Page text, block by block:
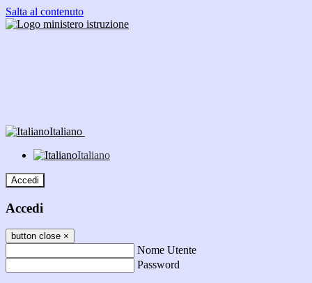
Salta al contenuto
Italiano
Italiano
Accedi
Accedi
button close ×
Nome Utente
Password